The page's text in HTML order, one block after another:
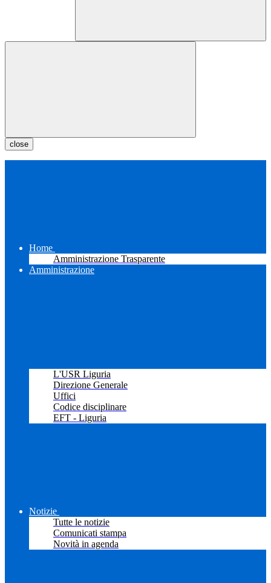
close
Home
Amministrazione Trasparente
Amministrazione
L'USR Liguria
Direzione Generale
Uffici
Codice disciplinare
EFT - Liguria
Notizie
Tutte le notizie
Comunicati stampa
Novità in agenda